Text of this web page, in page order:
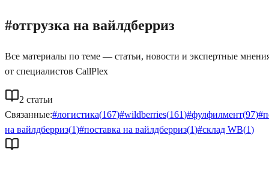
#отгрузка на вайлдберриз
Все материалы по теме — статьи, новости и экспертные
от специалистов CallPlex
2 статьи
Связанные:#логистика(167)#wildberries(161)#фулфилмент(97)#
на вайлдберриз(1)#поставка на вайлдберриз(1)#склад WB(1)